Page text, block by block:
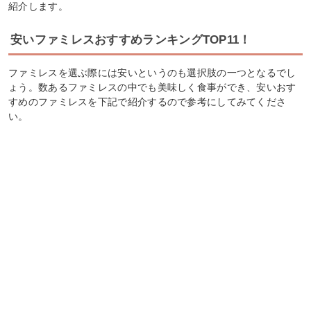
紹介します。
安いファミレスおすすめランキングTOP11！
ファミレスを選ぶ際には安いというのも選択肢の一つとなるでし
ょう。数あるファミレスの中でも美味しく食事ができ、安いおす
すめのファミレスを下記で紹介するので参考にしてみてくださ
い。